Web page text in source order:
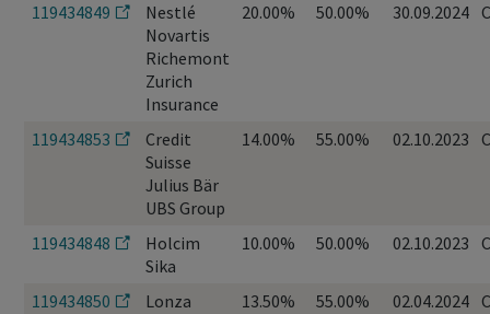
119434849
Nestlé
Novartis
Richemont
Zurich
Insurance
20.00% 50.00% 30.09.2024
119434853
Credit
Suisse
Julius Bär
UBS Group
14.00% 55.00% 02.10.2023
119434848
Holcim
Sika
10.00% 50.00% 02.10.2023
119434850
Lonza
13.50% 55.00% 02.04.2024